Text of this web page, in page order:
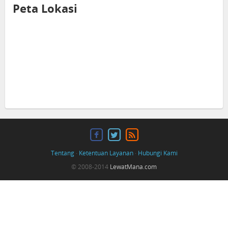
Peta Lokasi
Tentang· Ketentuan Layanan· Hubungi Kami
© 2008-2014 LewatMana.com